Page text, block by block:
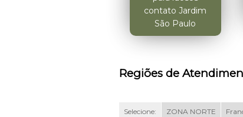
contato Jardim
São Paulo
Regiões de
Selecione: ZONA NORTE